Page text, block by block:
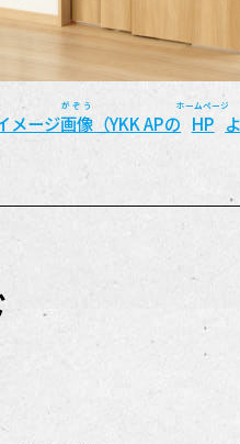
メージ画像
がぞう
（YKK APの HP
ホームページ